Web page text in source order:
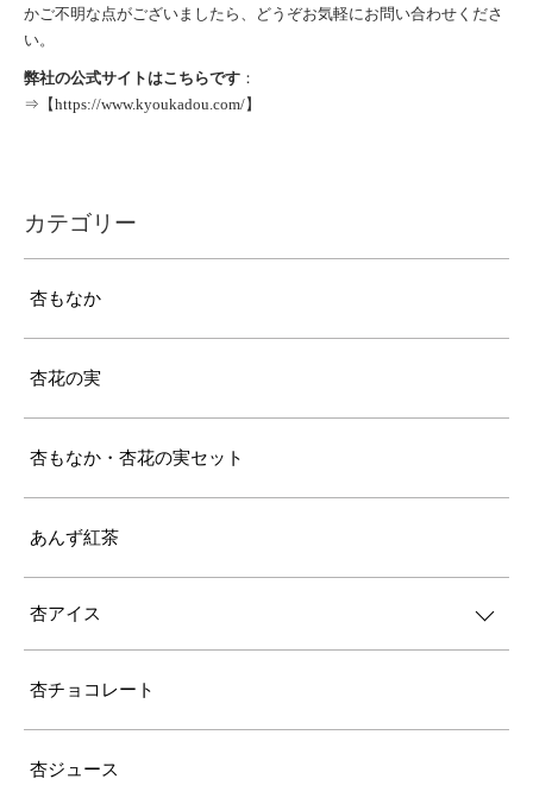
かご不明な点がございましたら、どうぞお気軽にお問い合わせくださ
い。
弊社の公式サイトはこちらです ：
⇒【https://www.kyoukadou.com/】
カテゴリー
杏もなか
杏花の実
杏もなか・杏花の実セット
あんず紅茶
杏アイス
杏チョコレート
杏ジュース